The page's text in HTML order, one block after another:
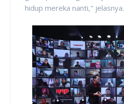
hidup mereka nanti," jelasnya.